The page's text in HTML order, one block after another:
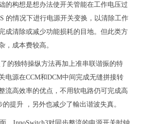
的构想是想办法使开关管能在工作电压过
的情况下进行电源开关变换，以清除工作
成清除或减少功能损耗的目地。但此类方
，成本费较高。
的独特操纵方法再加上准串联谐振的特
电源在CCM和DCM中间完成无缝拼接转
流高效率的优点，不用软电路仍可完成高
提升 ，另外也减少了輸出谐波失真。